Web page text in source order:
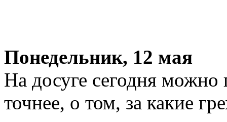
Понедельник, 12 мая
На досуге сегодня
точнее, о том, за какие